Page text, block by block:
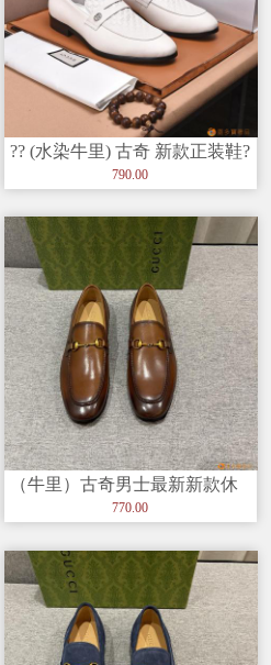
?? (水染牛里) 古奇 新款正装鞋?
进口牛皮➕进口水染牛
790.00
（牛里）古奇男士最新新款休
闲鞋，绝对的奢华打造，进口
770.00